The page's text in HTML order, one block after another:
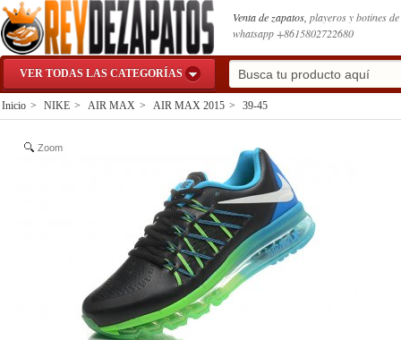
Venta de zapatos, playeros y botines
whatsapp +8615802722680
VER TODAS LAS CATEGORÍAS
Inicio > NIKE > AIR MAX > AIR MAX 2015 > 39-45
Zoom